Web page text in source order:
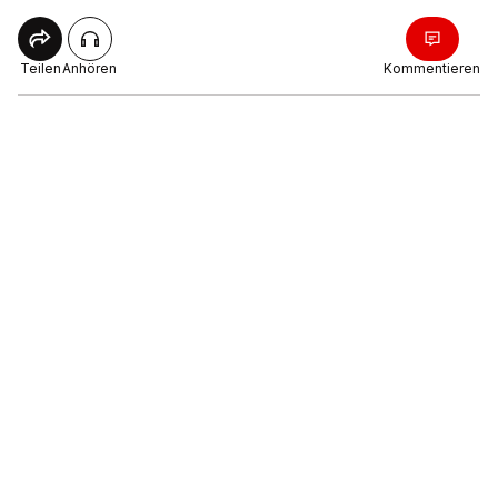
TeilenAnhören Kommentieren